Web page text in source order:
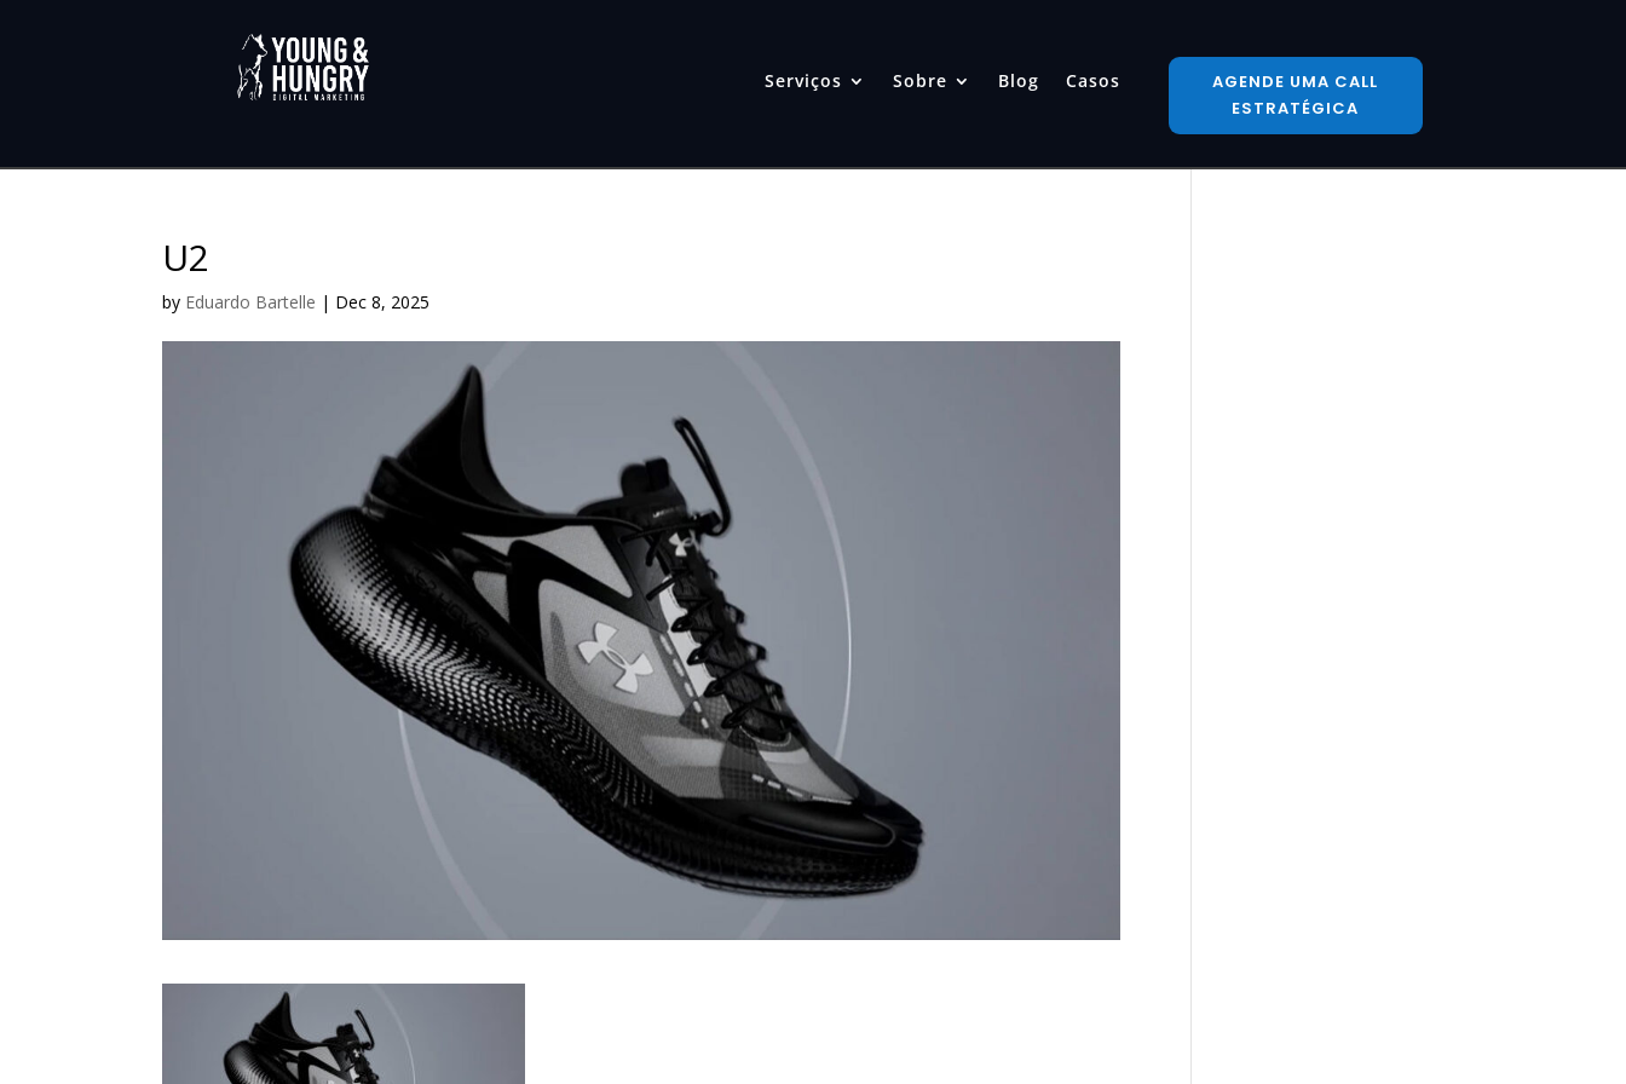
Serviços Sobre Blog Casos
AGENDE UMA CALL
ESTRATÉGICA
U2
by Eduardo Bartelle | Dec 8, 2025